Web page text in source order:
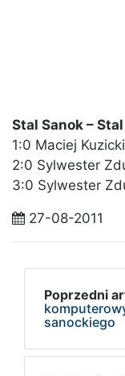
Stal Sanok –
1:0 Maciej
2:0 Sylwester
3:0 Sylwester
27-08-2011
Poprzedni
sanockiego